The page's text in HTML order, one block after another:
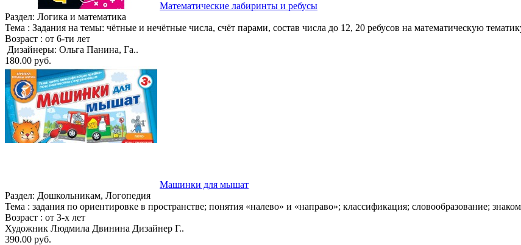
Математические лабиринты и ребусы
Раздел: Логика и математика
Тема : Задания на темы: чётные и нечётные числа, счёт парами, состав числа до 12, 20 ребусов на математическую
Возраст : от 6-ти лет
Дизайнеры: Ольга Панина, Га..
180.00 руб.
Машинки для мышат
Раздел: Дошкольникам, Логопедия
Тема : задания по ориентировке в пространстве; понятия «налево» и «направо»; классификация; словообразование;
Возраст : от 3-х лет
Художник Людмила Двинина Дизайнер Г..
390.00 руб.